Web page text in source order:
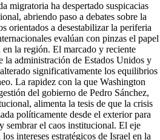
migratoria ha despertado suspicacias
abriendo paso a debates sobre la
orientados a desestabilizar la periferia
evalúan con pinzas el papel
en la región. El marcado y reciente
la administración de Estados Unidos y
significativamente los equilibrios
La rapidez con la que Washington
del gobierno de Pedro Sánchez,
alimenta la tesis de que la crisis
políticamente desde el exterior para
sembrar el caos institucional. El eje
intereses estratégicos de Israel en la